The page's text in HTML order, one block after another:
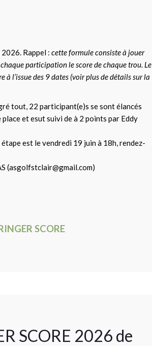
Rappel : cette formule consiste à jouer
participation le score de chaque trou. Le
l’issue des 9 dates (voir plus de détails sur la
tout, 22 participant(e)s se sont élancés
et esut suivi de à 2 points par Eddy
est le vendredi 19 juin à 18h, rendez-
(asgolfstclair@gmail.com)
SCORE
SCORE 2026 de